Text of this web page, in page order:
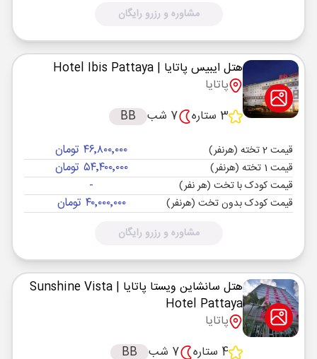
مشاوره و رزرو رایگان
هتل ایبیس پاتایا | Hotel Ibis Pattaya
پاتایا
3 ستاره
7 شب BB
قیمت 2 تخته (هرنفر) ۴۶٬۸۰۰٬۰۰۰ تومان
قیمت 1 تخته (هرنفر) ۵۴٬۴۰۰٬۰۰۰ تومان
قیمت کودک با تخت (هر نفر) -
قیمت کودک بدون تخت (هرنفر) ۴۰٬۰۰۰٬۰۰۰ تومان
مشاوره و رزرو رایگان
هتل سانشاین ویستا پاتایا
| Sunshine Vista
Hotel Pattaya
پاتایا
4 ستاره
7 شب BB